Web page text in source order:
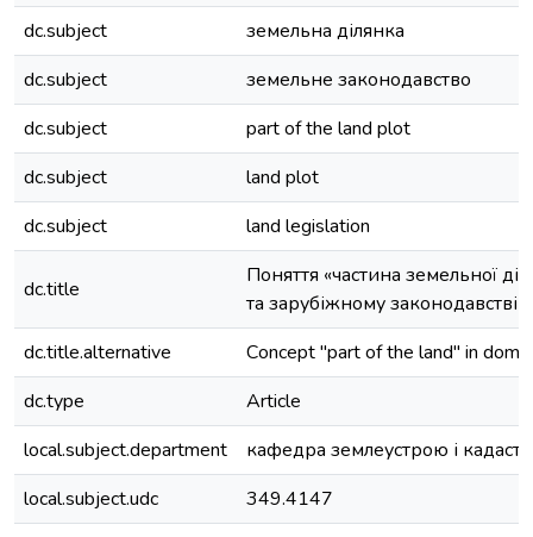
dc.subject
земельна ділянка
dc.subject
земельне законодавство
dc.subject
part of the land plot
dc.subject
land plot
dc.subject
land legislation
dc.title
Поняття «частина земельної
та зарубіжному законодавстві
dc.title.alternative
Сoncept "part of the land" in
dc.type
Article
local.subject.department
кафедра землеустрою і
local.subject.udc
349.4147